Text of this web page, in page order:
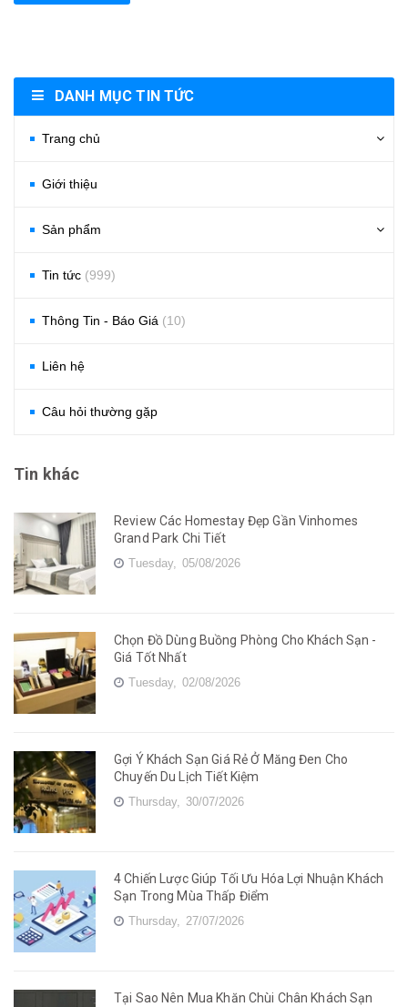
DANH MỤC TIN TỨC
Trang chủ
Giới thiệu
Sản phẩm
Tin tức (999)
Thông Tin - Báo Giá (10)
Liên hệ
Câu hỏi thường gặp
Tin khác
Review Các Homestay Đẹp Gần Vinhomes
Grand Park Chi Tiết
Tuesday, 05/08/2026
Chọn Đồ Dùng Buồng Phòng Cho Khách Sạn -
Giá Tốt Nhất
Tuesday, 02/08/2026
Gợi Ý Khách Sạn Giá Rẻ Ở Măng Đen Cho
Chuyến Du Lịch Tiết Kiệm
Thursday, 30/07/2026
4 Chiến Lược Giúp Tối Ưu Hóa Lợi Nhuận Khách
Sạn Trong Mùa Thấp Điểm
Thursday, 27/07/2026
Tại Sao Nên Mua Khăn Chùi Chân Khách Sạn